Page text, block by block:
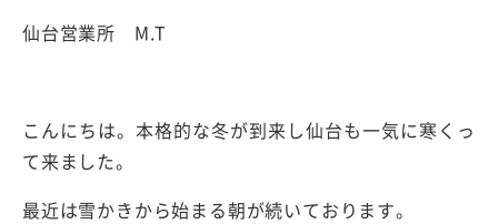
仙台営業所 M.T
こんにちは。本格的な冬が到来し仙台も一気に寒くっ
て来ました。
最近は雪かきから始まる朝が続いております。